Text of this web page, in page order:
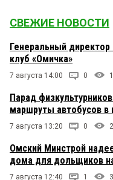
СВЕЖИЕ НОВОСТИ
Генеральный
клуб «Омичка»
7 августа 14:00 0
Парад
маршруты автобусов в
7 августа 13:20 0
Омский Минстрой
дома для дольщиков
7 августа 12:40 1